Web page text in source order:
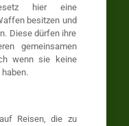
hier eine
besitzen und
Diese dürfen ihre
gemeinsamen
wenn sie keine
Reisen, die zu